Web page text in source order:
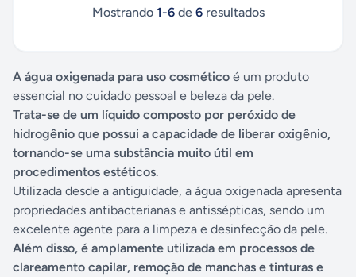
Mostrando 1-6de 6resultados
A água oxigenada para uso cosmético é um produto
essencial no cuidado pessoal e beleza da pele.
Trata-se de um líquido composto por peróxido de
hidrogênio que possui a capacidade de liberar oxigênio,
tornando-se uma substância muito útil em
procedimentos estéticos.
Utilizada desde a antiguidade, a água oxigenada apresenta
propriedades antibacterianas e antissépticas, sendo um
excelente agente para a limpeza e desinfecção da pele.
Além disso, é amplamente utilizada em processos de
clareamento capilar, remoção de manchas e tinturas e